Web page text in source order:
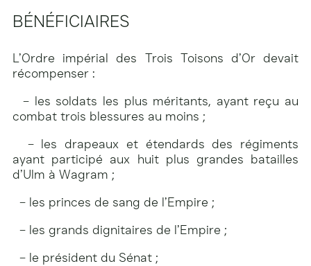
BÉNÉFICIAIRES
L’Ordre impérial des Trois Toisons d’Or devait
récompenser :
– les soldats les plus méritants, ayant reçu au
combat trois blessures au moins ;
– les drapeaux et étendards des régiments
ayant participé aux huit plus grandes batailles
d’Ulm à Wagram ;
– les princes de sang de l’Empire ;
– les grands dignitaires de l’Empire ;
– le président du Sénat ;